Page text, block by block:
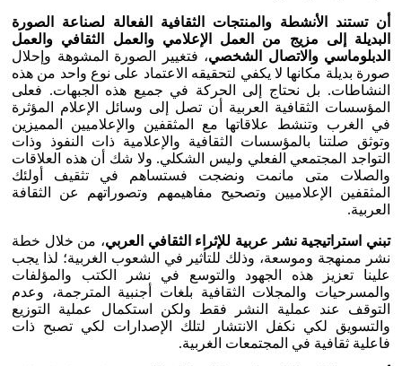
أن تستند الأنشطة والمنتجات الثقافية الفعالة لصناعة الصورة
البديلة إلى مزيج من العمل الإعلامي والعمل الثقافي والعمل
الدبلوماسي والاتصال الشخصي، فتغيير الصورة المشوهة وإحلال
صورة بديلة مكانها لا يكفي لتحقيقه الاعتماد على نوع واحد من هذه
النشاطات. بل نحتاج إلى الحركة في جميع هذه الجبهات. فعلى
المؤسسات الثقافية العربية أن تصل إلى وسائل الإعلام المؤثرة
في الغرب وتنشط علاقاتها مع المثقفين والإعلاميين المميزين
وتوثق صلتنا بالمؤسسات الثقافية والإعلامية ذات النفوذ وذات
التواجد المجتمعي الفعلي وليس الشكلي. ولا شك أن هذه العلاقات
والصلات متى مانمت ونضجت فستساهم في تثقيف أولئك
المثقفين الإعلاميين وتصحيح مفاهيمهم وتصوراتهم عن الثقافة
العربية.
تبني استراتيجية نشر عربية للإثراء الثقافي العربي، من خلال خطة
نشر ممنهجة وموسعة، وذلك للتأثير في الشعوب الغربية؛ لذا يجب
علينا تعزيز هذه الجهود والتوسع في نشر الكتب والمؤلفات
والمسرحيات والمجلات الثقافية بلغات أجنبية المترجمة، وعدم
التوقف عند عملية النشر فقط ولكن استكمال عملية التوزيع
والتسويق لكي نكفل الانتشار لتلك الإصدارات لكي تصبح ذات
فاعلية ثقافية في المجتمعات الغربية.